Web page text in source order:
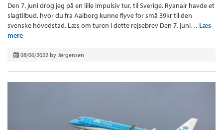
Den 7. juni drog jeg på en lille impulsiv tur, til Sverige. Ryanair havde et
slagtilbud, hvor du fra Aalborg kunne flyve for små 39kr til den
svenske hovedstad. Læs om turen i dette rejsebrev Den 7. juni… Læs
mere
08/06/2022 by Jørgensen